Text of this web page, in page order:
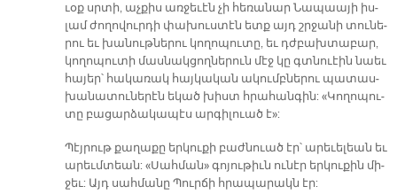
ւօք սրտի, աչ­քիս առ­ջե­ւէն չի հե­ռա­նար Նա­պաա­յի իս­
լամ ժո­ղո­վուր­դի փա­խուս­տէն ետք այդ շրջա­նի տու­նե­
րու եւ խա­նութ­նե­րու կո­ղո­պու­տը, եւ դժբախ­տա­բար,
կո­ղո­պու­տի մաս­նակ­ցող­նե­րուն մէջ կը գտնուէին նաեւ
հա­յեր՝ հա­կա­ռակ հայ­կա­կան ա­կումբ­նե­րու պա­տաս­
խա­նա­տու­նե­րէն ե­կած խիստ հրա­հան­գին: «Կո­ղո­պու­
տը բա­ցար­ձա­կա­պէս ար­գի­լուած է»:
Պէյ­րութ քա­ղա­քը եր­կու­քի բաժ­նուած էր՝ ա­րե­ւե­լեան եւ
ա­րեւմ­տեան: «Սահ­ման» գո­յու­թիւն ու­նէր եր­կու­քին մի­
ջեւ: Այդ սահ­մա­նը Պուր­ճի հրա­պա­րակն էր: